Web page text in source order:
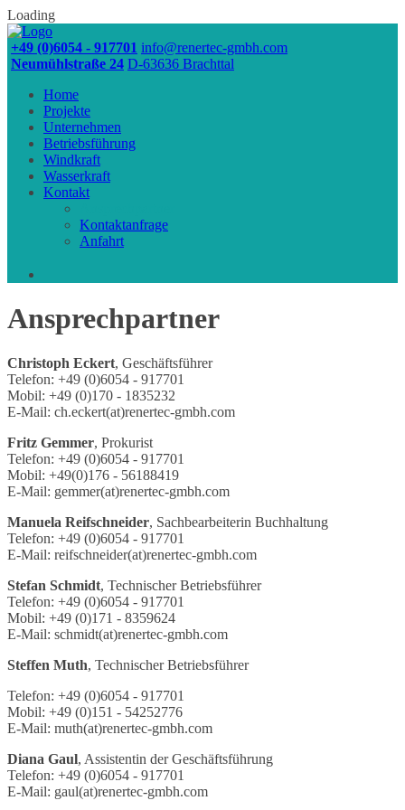
Loading
+49 (0)6054 - 917701 info@renertec-gmbh.com
Neumühlstraße 24 D-63636 Brachttal
Home
Projekte
Unternehmen
Betriebsführung
Windkraft
Wasserkraft
Kontakt
Kontaktanfrage
Anfahrt
Skip
to
Ansprechpartner
Christoph Eckert, Geschäftsführer
Telefon: +49 (0)6054 - 917701
Mobil: +49 (0)170 - 1835232
E-Mail: ch.eckert(at)renertec-gmbh.com
Fritz Gemmer, Prokurist
Telefon: +49 (0)6054 - 917701
Mobil: +49(0)176 - 56188419
E-Mail: gemmer(at)renertec-gmbh.com
Manuela Reifschneider, Sachbearbeiterin Buchhaltung
Telefon: +49 (0)6054 - 917701
E-Mail: reifschneider(at)renertec-gmbh.com
Stefan Schmidt, Technischer Betriebsführer
Telefon: +49 (0)6054 - 917701
Mobil: +49 (0)171 - 8359624
E-Mail: schmidt(at)renertec-gmbh.com
Steffen Muth, Technischer Betriebsführer
Telefon: +49 (0)6054 - 917701
Mobil: +49 (0)151 - 54252776
E-Mail: muth(at)renertec-gmbh.com
Diana Gaul, Assistentin der Geschäftsführung
Telefon: +49 (0)6054 - 917701
E-Mail: gaul(at)renertec-gmbh.com